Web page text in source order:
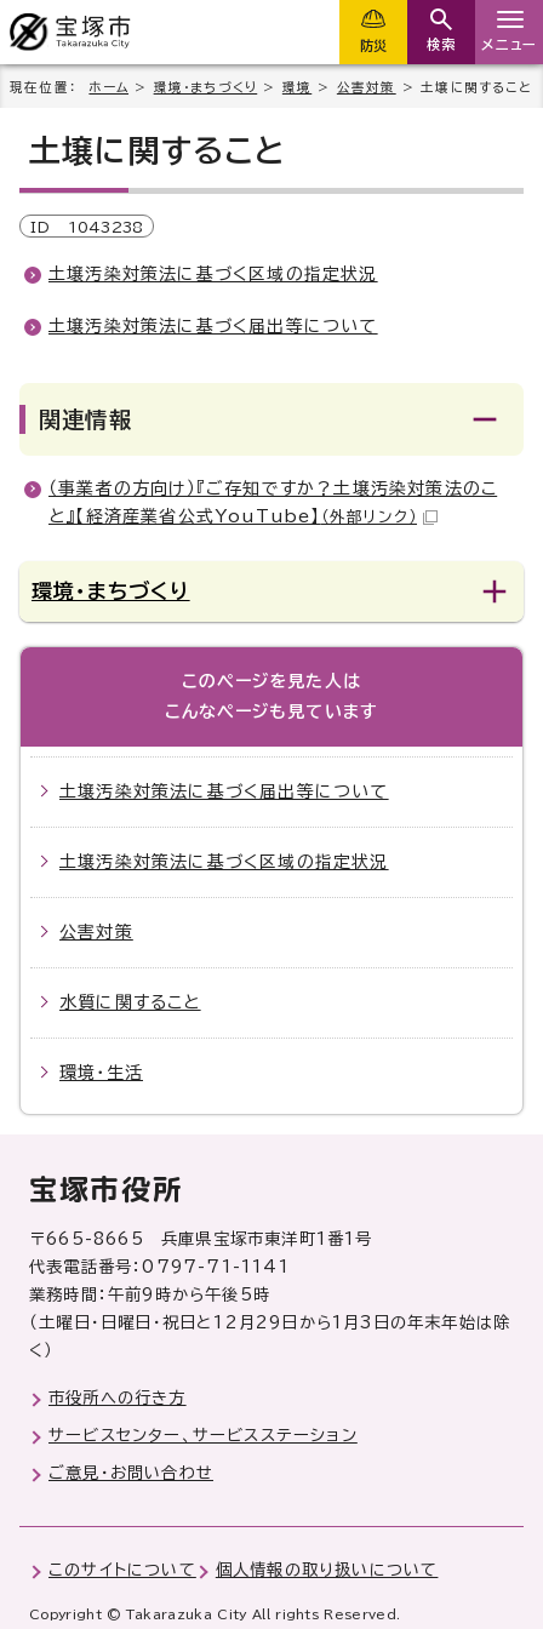
防災 検索 メニュー
現在位置： ホーム > 環境・まちづくり > 環境 > 公害対策 > 土壌に関すること
土壌に関すること
ID 1043238
土壌汚染対策法に基づく区域の指定状況
土壌汚染対策法に基づく届出等について
関連情報
（事業者の方向け）『ご存知ですか？土壌汚染対策法のこ
と』【経済産業省公式YouTube】 （外部リンク）
環境・まちづくり
このページを見た人は
こんなページも見ています
土壌汚染対策法に基づく届出等について
土壌汚染対策法に基づく区域の指定状況
公害対策
水質に関すること
環境・生活
宝塚市役所
〒665-8665 兵庫県宝塚市東洋町1番1号
代表電話番号：0797-71-1141
業務時間：午前9時から午後5時
（土曜日・日曜日・祝日と12月29日から1月3日の年末年始は除
く）
市役所への行き方
サービスセンター、サービスステーション
ご意見・お問い合わせ
このサイトについて 個人情報の取り扱いについて
Copyright © Takarazuka City All rights Reserved.